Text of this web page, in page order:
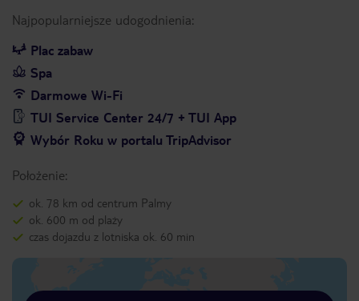
Najpopularniejsze udogodnienia:
Plac zabaw
Spa
Darmowe Wi-Fi
TUI Service Center 24/7 + TUI App
Wybór Roku w portalu TripAdvisor
Położenie:
ok. 78 km od centrum Palmy
ok. 600 m od plaży
czas dojazdu z lotniska ok. 60 min